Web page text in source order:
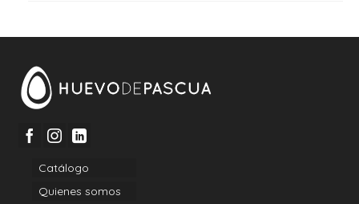
Catálogo
Quienes somos